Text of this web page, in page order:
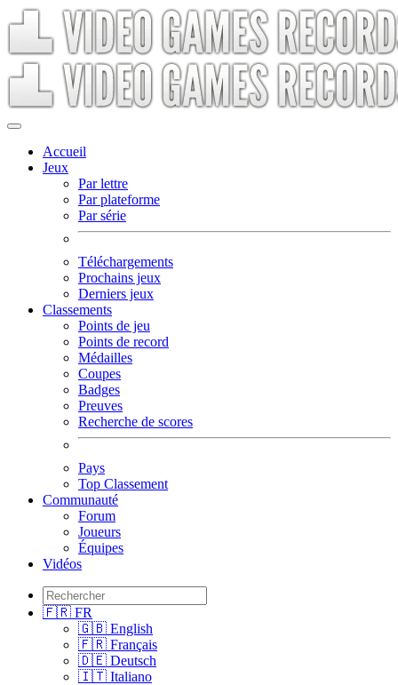
Accueil
Jeux
Par lettre
Par plateforme
Par série
Téléchargements
Prochains jeux
Derniers jeux
Classements
Points de jeu
Points de record
Médailles
Coupes
Badges
Preuves
Recherche de scores
Pays
Top Classement
Communauté
Forum
Joueurs
Équipes
Vidéos
🇫🇷 FR
🇬🇧 English
🇫🇷 Français
🇩🇪 Deutsch
🇮🇹 Italiano